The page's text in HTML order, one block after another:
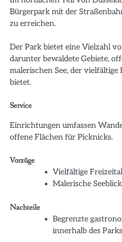
Bürgerpark mit der
zu erreichen.
Der Park bietet eine Vielzahl
darunter bewaldete Gebiete,
malerischen See, der
bietet.
Service
Einrichtungen umfassen
offene Flächen für Picknicks.
Vorzüge
Vielfältige
Malerische
Nachteile
Begrenzte
innerhalb des